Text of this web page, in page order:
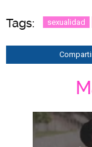
Tags: sexualidad